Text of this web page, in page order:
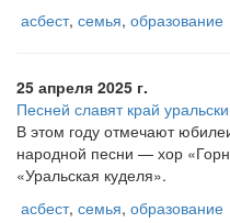
асбест, семья, образование
25 апреля 2025 г.
Песней славят край
В этом году отмечают
народной песни — хор
«Уральская куделя».
асбест, семья, образование